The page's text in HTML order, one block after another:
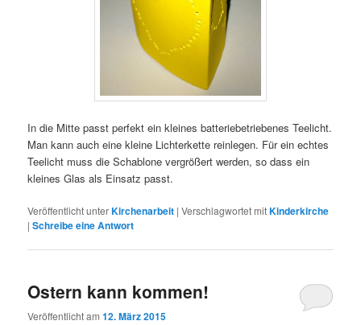
In die Mitte passt perfekt ein kleines batteriebetriebenes Teelicht.
Man kann auch eine kleine Lichterkette reinlegen. Für ein echtes
Teelicht muss die Schablone vergrößert werden, so dass ein
kleines Glas als Einsatz passt.
Veröffentlicht unterKirchenarbeit |Verschlagwortet mitKinderkirche
|Schreibe eine Antwort
Ostern kann kommen!
Veröffentlicht am12. März 2015